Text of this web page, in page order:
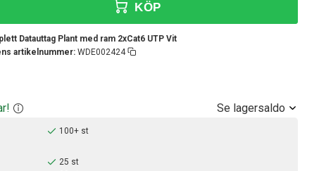
Datauttag Plant med ram 2xCat6 UTP Vit
artikelnummer: WDE002424
KÖP
Se lagersaldo
100+ st
25 st